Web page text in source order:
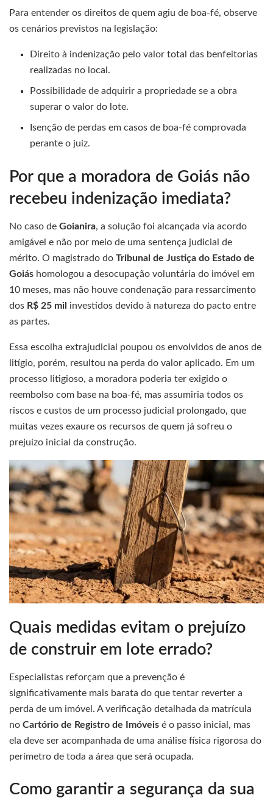
Para entender os direitos de quem agiu de boa-fé, observe
os cenários previstos na legislação:
Direito à indenização pelo valor total das benfeitorias
realizadas no local.
Possibilidade de adquirir a propriedade se a obra
superar o valor do lote.
Isenção de perdas em casos de boa-fé comprovada
perante o juiz.
Por que a moradora de Goiás não
recebeu indenização imediata?
No caso de Goianira, a solução foi alcançada via acordo
amigável e não por meio de uma sentença judicial de
mérito. O magistrado do Tribunal de Justiça do Estado de
Goiás homologou a desocupação voluntária do imóvel em
10 meses, mas não houve condenação para ressarcimento
dos R$ 25 mil investidos devido à natureza do pacto entre
as partes.
Essa escolha extrajudicial poupou os envolvidos de anos de
litígio, porém, resultou na perda do valor aplicado. Em um
processo litigioso, a moradora poderia ter exigido o
reembolso com base na boa-fé, mas assumiria todos os
riscos e custos de um processo judicial prolongado, que
muitas vezes exaure os recursos de quem já sofreu o
prejuízo inicial da construção.
Quais medidas evitam o prejuízo
de construir em lote errado?
Especialistas reforçam que a prevenção é
significativamente mais barata do que tentar reverter a
perda de um imóvel. A verificação detalhada da matrícula
no Cartório de Registro de Imóveis é o passo inicial, mas
ela deve ser acompanhada de uma análise física rigorosa do
perímetro de toda a área que será ocupada.
Como garantir a segurança da sua